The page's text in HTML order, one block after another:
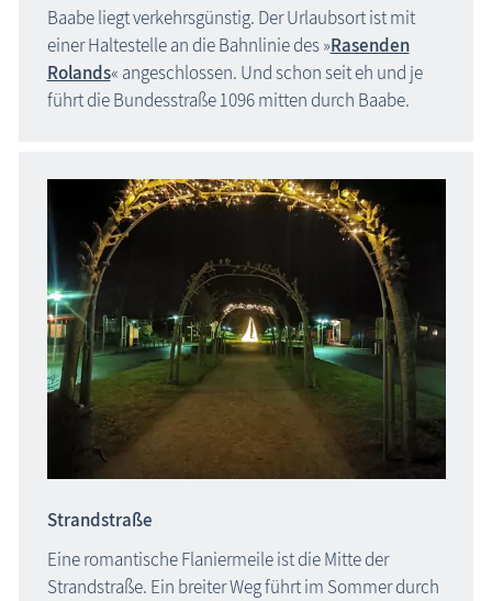
Karten
Freizeit
Veranstaltungen
Blog
Baabe liegt verkehrsgünstig. Der Urlaubsort ist mit
einer Haltestelle an die Bahnlinie des »Rasenden
Rolands« angeschlossen. Und schon seit eh und je
führt die Bundesstraße 1096 mitten durch Baabe.
Strandstraße
Eine romantische Flaniermeile ist die Mitte der
Strandstraße. Ein breiter Weg führt im Sommer durch